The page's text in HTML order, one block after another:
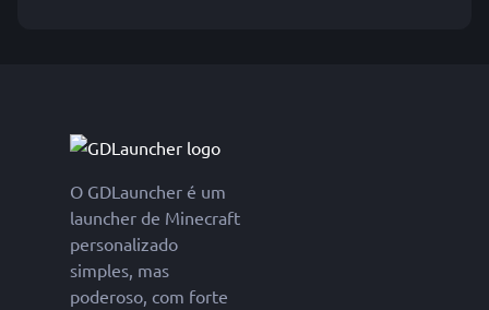
O GDLauncher é um
launcher de Minecraft
personalizado
simples, mas
poderoso, com forte